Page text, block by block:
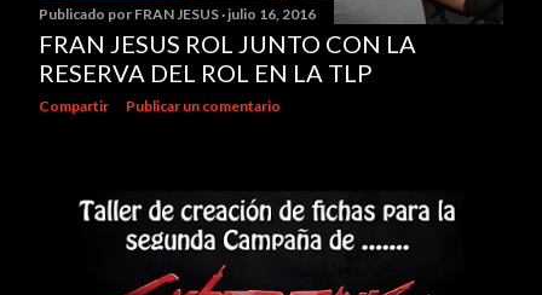
Publicado por FRAN JESUS julio 16, 2016
FRAN JESUS ROL JUNTO CON LA
RESERVA DEL ROL EN LA TLP
Compartir Publicar un comentario